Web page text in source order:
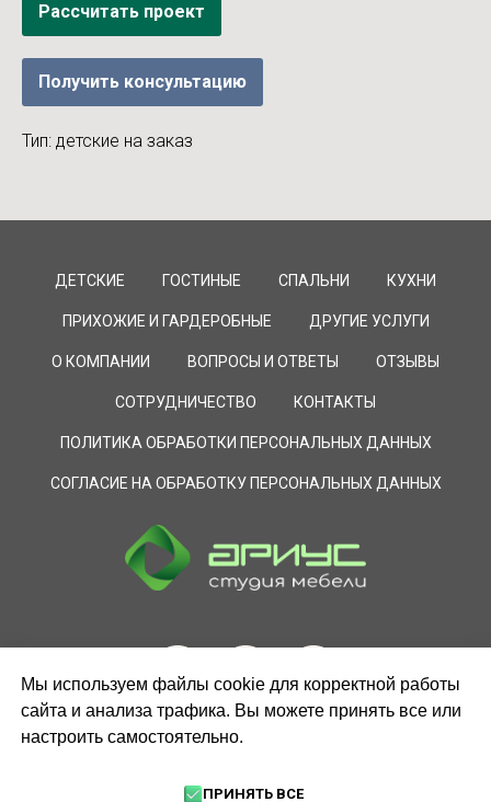
Рассчитать проект
Получить консультацию
Тип: детские на заказ
ДЕТСКИЕ ГОСТИНЫЕ СПАЛЬНИ КУХНИ
ПРИХОЖИЕ И ГАРДЕРОБНЫЕ ДРУГИЕ УСЛУГИ
О КОМПАНИИ ВОПРОСЫ И ОТВЕТЫ ОТЗЫВЫ
СОТРУДНИЧЕСТВО КОНТАКТЫ
ПОЛИТИКА ОБРАБОТКИ ПЕРСОНАЛЬНЫХ ДАННЫХ
СОГЛАСИЕ НА ОБРАБОТКУ ПЕРСОНАЛЬНЫХ ДАННЫХ
ЗАКАЗАТЬ ЗВОНОК
Мы используем файлы cookie для корректной работы
сайта и анализа трафика. Вы можете принять все или
настроить самостоятельно.
ПРИНЯТЬ ВСЕ